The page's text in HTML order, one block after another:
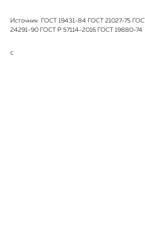
Источник: ГОСТ 19431-84 ГОСТ 21027-75
24291-90 ГОСТ Р 57114-2016 ГОСТ 19880-74
С